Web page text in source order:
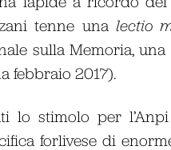
tenne una lectio
sulla Memoria,
febbraio 2017).
lo stimolo per
forlivese di